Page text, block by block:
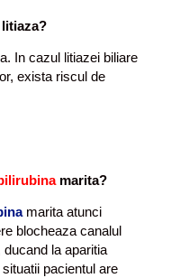
In cazul litiazei biliare
exista riscul de
marita?
marita atunci
blocheaza canalul
la aparitia
pacientul are